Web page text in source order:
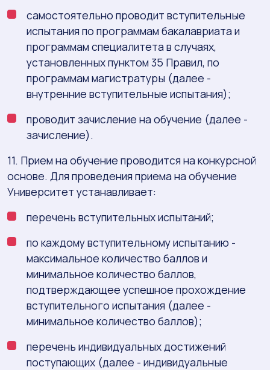
самостоятельно проводит вступительные
испытания по программам бакалавриата и
программам специалитета в случаях,
установленных пунктом 35 Правил, по
программам магистратуры (далее -
внутренние вступительные испытания);
проводит зачисление на обучение (далее -
зачисление).
11. Прием на обучение проводится на конкурсной
основе. Для проведения приема на обучение
Университет устанавливает:
перечень вступительных испытаний;
по каждому вступительному испытанию -
максимальное количество баллов и
минимальное количество баллов,
подтверждающее успешное прохождение
вступительного испытания (далее -
минимальное количество баллов);
перечень индивидуальных достижений
поступающих (далее - индивидуальные